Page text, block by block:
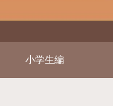
小学生編